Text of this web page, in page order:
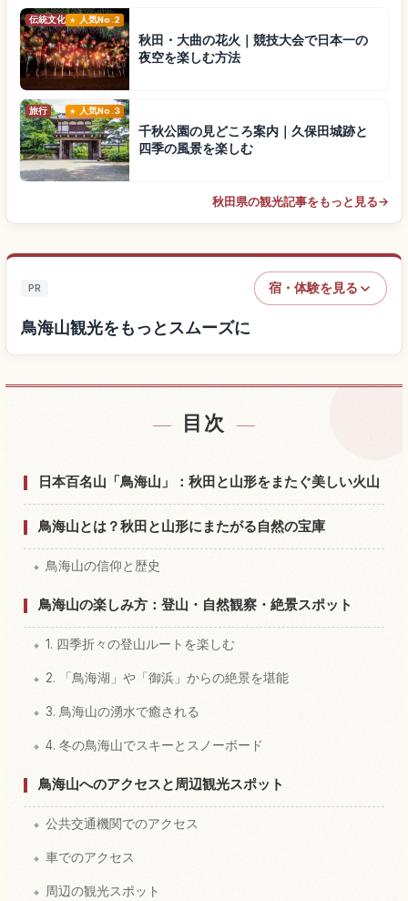
伝統文化 人気No.2
秋田・大曲の花火｜競技大会で日本一の
夜空を楽しむ方法
旅行 人気No.3
千秋公園の見どころ案内｜久保田城跡と
四季の風景を楽しむ
秋田県の観光記事をもっと見る→
PR 宿・体験を見る
鳥海山観光をもっとスムーズに
鳥海山付近の宿を探す
鳥海山の体験を探す↗
目次
日本百名山「鳥海山」：秋田と山形をまたぐ美しい火山
鳥海山とは？秋田と山形にまたがる自然の宝庫
鳥海山の信仰と歴史
鳥海山の楽しみ方：登山・自然観察・絶景スポット
1. 四季折々の登山ルートを楽しむ
2. 「鳥海湖」や「御浜」からの絶景を堪能
3. 鳥海山の湧水で癒される
4. 冬の鳥海山でスキーとスノーボード
鳥海山へのアクセスと周辺観光スポット
公共交通機関でのアクセス
車でのアクセス
周辺の観光スポット